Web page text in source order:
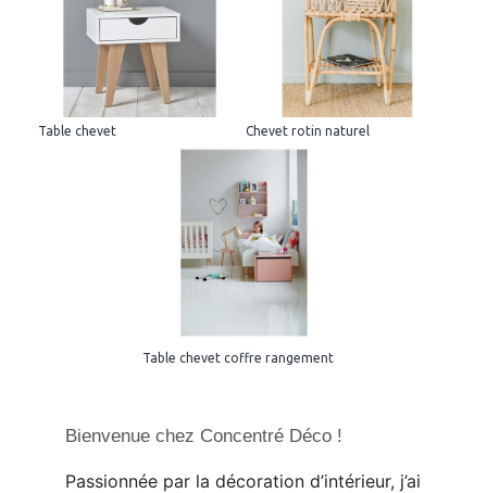
Table chevet Chevet rotin naturel
Table chevet coffre rangement
Bienvenue chez Concentré Déco !
Passionnée par la décoration d’intérieur, j’ai